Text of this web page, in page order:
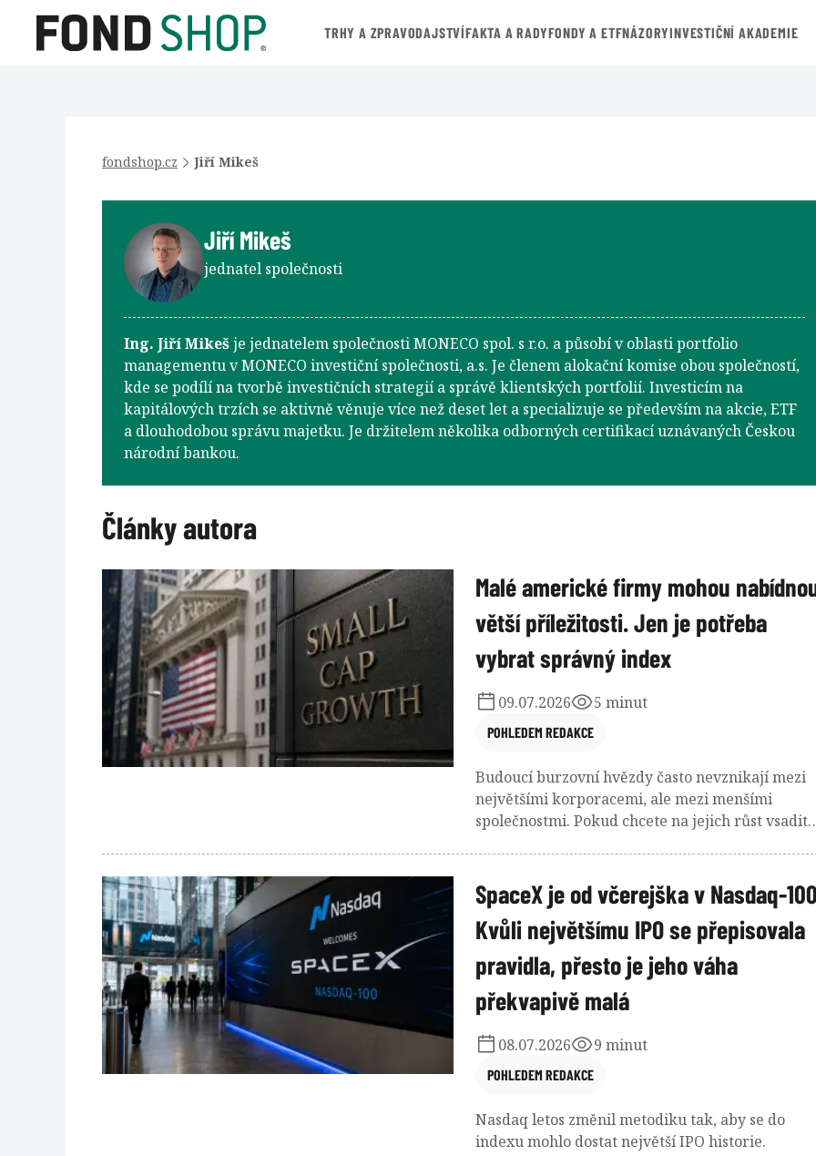
TRHY A ZPRAVODAJSTVÍFAKTA A RADYFONDY A ETFNÁZORYINVESTIČNÍ AKADEMIE
fondshop.cz Jiří Mikeš
Jiří Mikeš
jednatel společnosti
Ing. Jiří Mikešje jednatelem společnosti MONECO spol. s r.o. a působí v oblasti portfolio
managementu v MONECO investiční společnosti, a.s. Je členem alokační komise obou společností,
kde se podílí na tvorbě investičních strategií a správě klientských portfolií. Investicím na
kapitálových trzích se aktivně věnuje více než deset let a specializuje se především na akcie, ETF
a dlouhodobou správu majetku. Je držitelem několika odborných certifikací uznávaných Českou
národní bankou.
Články autora
Malé americké firmy mohou
větší příležitosti. Jen je potřeba
vybrat správný index
POHLEDEM REDAKCE
09.07.2026 5 minut
Budoucí burzovní hvězdy často nevznikají mezi
největšími korporacemi, ale mezi menšími
společnostmi. Pokud chcete na jejich růst vsadit
nejlepším.
SpaceX je od včerejška v Nasdaq-
Kvůli největšímu IPO se přepisovala
pravidla, přesto je jeho váha
překvapivě malá
POHLEDEM REDAKCE
08.07.2026 9 minut
Nasdaq letos změnil metodiku tak, aby se do
indexu mohlo dostat největší IPO historie.